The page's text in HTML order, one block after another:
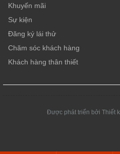
Khuyến mãi
Sự kiện
Đăng ký lái thử
Chăm sóc khách hàng
Khách hàng thân thiết
Được phát triển bởi Thiết